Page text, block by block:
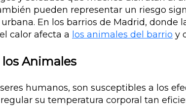
pueden representar un riesgo
En los barrios de Madrid, donde
calor afecta a los animales del barrio y
Animales
humanos, son susceptibles a los
su temperatura corporal tan